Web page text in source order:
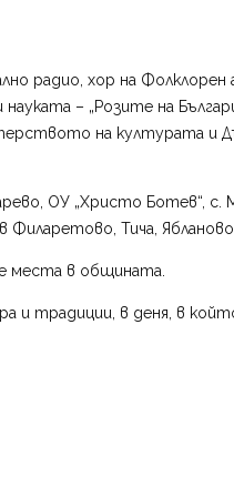
радио, хор на Фолклорен
– „Розите на
на културата и
ОУ „Христо Ботев“,
Тича, Ябланово
места в общината.
и традиции, в деня, в